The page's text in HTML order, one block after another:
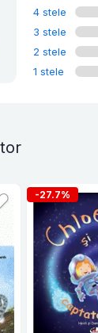
4 stele
3 stele
2 stele
1 stele
-27.7%